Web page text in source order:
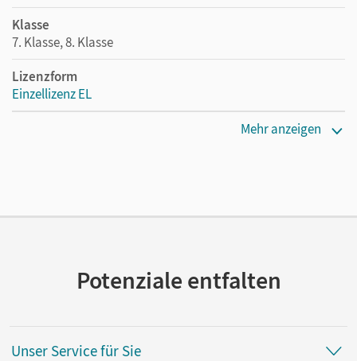
Klasse
7. Klasse, 8. Klasse
Lizenzform
Einzellizenz EL
Mehr anzeigen
Potenziale entfalten
Unser Service für Sie